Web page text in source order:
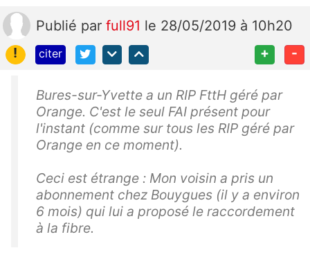
Publié par full91 le 28/05/2019 à 10h20
!
citer + -
Bures-sur-Yvette a un RIP FttH géré par
Orange. C'est le seul FAI présent pour
l'instant (comme sur tous les RIP géré par
Orange en ce moment).
Ceci est étrange : Mon voisin a pris un
abonnement chez Bouygues (il y a environ
6 mois) qui lui a proposé le raccordement
à la fibre.